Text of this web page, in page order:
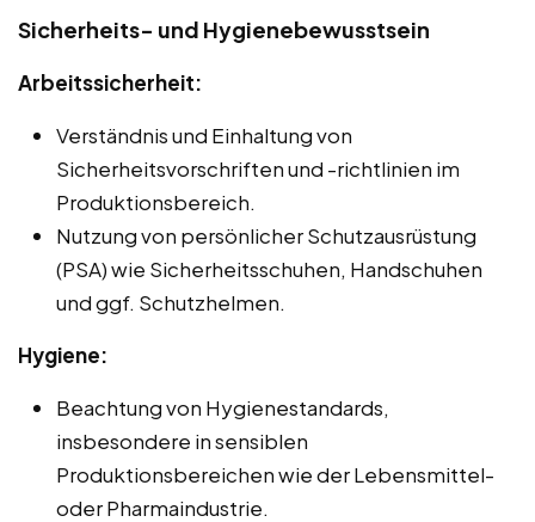
Sicherheits- und Hygienebewusstsein
Arbeitssicherheit:
Verständnis und Einhaltung von
Sicherheitsvorschriften und -richtlinien im
Produktionsbereich.
Nutzung von persönlicher Schutzausrüstung
(PSA) wie Sicherheitsschuhen, Handschuhen
und ggf. Schutzhelmen.
Hygiene:
Beachtung von Hygienestandards,
insbesondere in sensiblen
Produktionsbereichen wie der Lebensmittel-
oder Pharmaindustrie.